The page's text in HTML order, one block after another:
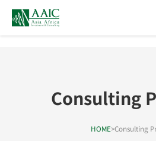
Consulting
HOME>Consulting